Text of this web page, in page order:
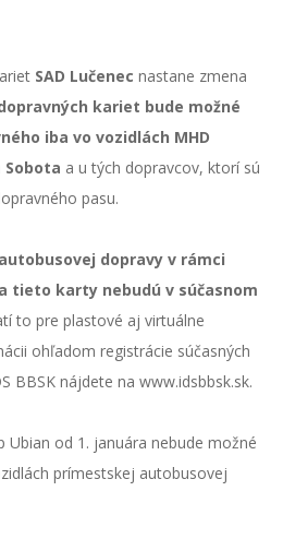
SAD Lučenec nastane zmena
kariet bude možné
iba vo vozidlách MHD
Sobota a u tých dopravcov, ktorí sú
pasu.
dopravy v rámci
tieto karty nebudú v súčasnom
to pre plastové aj virtuálne
ohľadom registrácie súčasných
BBSK nájdete na www.idsbbsk.sk.
Ubian od 1. januára nebude možné
prímestskej autobusovej